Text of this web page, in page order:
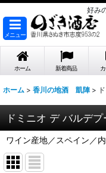
好み
メニュー
ホーム 新着商品
ホーム > 香川の地酒 凱陣 >
ドミニオ デ バルデプ
ワイン産地／スペイン／